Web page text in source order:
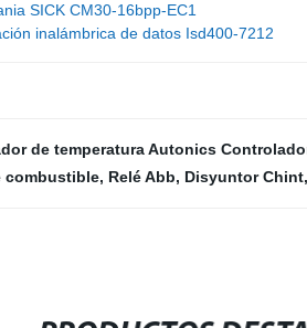
SICK CM30-16bpp-EC1
inalámbrica de datos Isd400-7212
de temperatura Autonics
combustible, Relé Abb, Disyuntor Chint,